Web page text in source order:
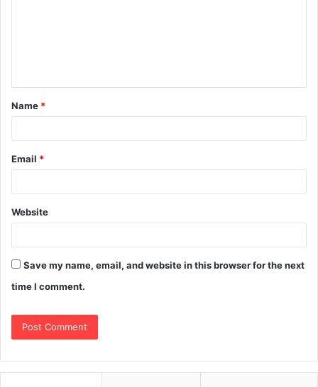
Name *
Email *
Website
Save my name, email, and website in this browser for the next
time I comment.